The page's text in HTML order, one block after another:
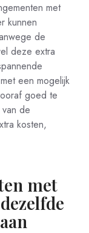
met
kunnen
de
deze extra
een mogelijk
goed te
de
kosten,
met